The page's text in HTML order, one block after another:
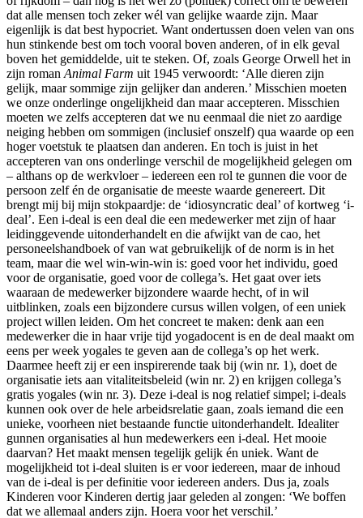
dat alle mensen toch zeker wél van gelijke waarde zijn. Maar
eigenlijk is dat best hypocriet. Want ondertussen doen velen van ons
hun stinkende best om toch vooral boven anderen, of in elk geval
boven het gemiddelde, uit te steken. Of, zoals George Orwell het in
zijn roman Animal Farm uit 1945 verwoordt: ‘Alle dieren zijn
gelijk, maar sommige zijn gelijker dan anderen.’ Misschien moeten
we onze onderlinge ongelijkheid dan maar accepteren. Misschien
moeten we zelfs accepteren dat we nu eenmaal die niet zo aardige
neiging hebben om sommigen (inclusief onszelf) qua waarde op een
hoger voetstuk te plaatsen dan anderen. En toch is juist in het
accepteren van ons onderlinge verschil de mogelijkheid gelegen om
– althans op de werkvloer – iedereen een rol te gunnen die voor de
persoon zelf én de organisatie de meeste waarde genereert. Dit
brengt mij bij mijn stokpaardje: de ‘idiosyncratic deal’ of kortweg ‘i-
deal’. Een i-deal is een deal die een medewerker met zijn of haar
leidinggevende uitonderhandelt en die afwijkt van de cao, het
personeelshandboek of van wat gebruikelijk of de norm is in het
team, maar die wel win-win-win is: goed voor het individu, goed
voor de organisatie, goed voor de collega’s. Het gaat over iets
waaraan de medewerker bijzondere waarde hecht, of in wil
uitblinken, zoals een bijzondere cursus willen volgen, of een uniek
project willen leiden. Om het concreet te maken: denk aan een
medewerker die in haar vrije tijd yogadocent is en de deal maakt om
eens per week yogales te geven aan de collega’s op het werk.
Daarmee heeft zij er een inspirerende taak bij (win nr. 1), doet de
organisatie iets aan vitaliteitsbeleid (win nr. 2) en krijgen collega’s
gratis yogales (win nr. 3). Deze i-deal is nog relatief simpel; i-deals
kunnen ook over de hele arbeidsrelatie gaan, zoals iemand die een
unieke, voorheen niet bestaande functie uitonderhandelt. Idealiter
gunnen organisaties al hun medewerkers een i-deal. Het mooie
daarvan? Het maakt mensen tegelijk gelijk én uniek. Want de
mogelijkheid tot i-deal sluiten is er voor iedereen, maar de inhoud
van de i-deal is per definitie voor iedereen anders. Dus ja, zoals
Kinderen voor Kinderen dertig jaar geleden al zongen: ‘We boffen
dat we allemaal anders zijn. Hoera voor het verschil.’